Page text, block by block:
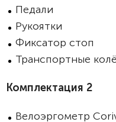
Педали
Рукоятки
Фиксатор стоп
Транспортные
Комплектация 2
Велоэргометр